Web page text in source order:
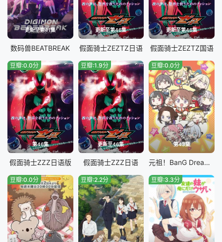
更新至第41集
数码兽BEATBREAK
更新至第46集
假面骑士ZEZTZ日语
更新至第46集
假面骑士ZEZTZ国语
第46集
豆瓣:0.0分
假面骑士ZZZ​日语版
更新至46集
豆瓣:1.9分
假面骑士ZZZ日语
第43集
豆瓣:0.0分
元祖！BanG Dream酱
豆瓣:0.0分 豆瓣:2.2分 豆瓣:3.3分